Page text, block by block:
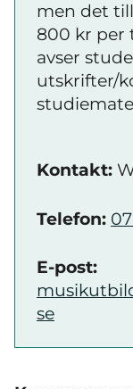
men det
800 kr per
avser
utskrifter/
Kontakt:
Telefon:
E-post:
se